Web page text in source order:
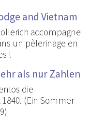
and Vietnam
accompagne
un pèlerinage en
!
als nur Zahlen
die
(Ein Sommer